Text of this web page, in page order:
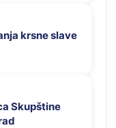
godini
krsne slave
Skupštine